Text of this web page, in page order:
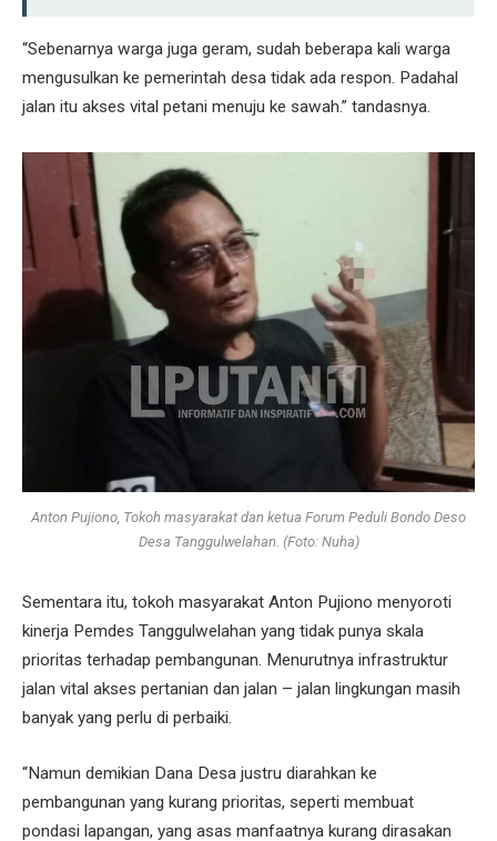
“Sebenarnya warga juga geram, sudah beberapa kali warga
mengusulkan ke pemerintah desa tidak ada respon. Padahal
jalan itu akses vital petani menuju ke sawah.” tandasnya.
Anton Pujiono, Tokoh masyarakat dan ketua Forum Peduli Bondo Deso
Desa Tanggulwelahan. (Foto: Nuha)
Sementara itu, tokoh masyarakat Anton Pujiono menyoroti
kinerja Pemdes Tanggulwelahan yang tidak punya skala
prioritas terhadap pembangunan. Menurutnya infrastruktur
jalan vital akses pertanian dan jalan – jalan lingkungan masih
banyak yang perlu di perbaiki.
“Namun demikian Dana Desa justru diarahkan ke
pembangunan yang kurang prioritas, seperti membuat
pondasi lapangan, yang asas manfaatnya kurang dirasakan